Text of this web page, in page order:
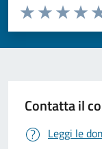
Valuta da 1 a 5 stelle
Valuta 3
Valuta 2
Valuta 1 stelle
Contatta il
Leggi le